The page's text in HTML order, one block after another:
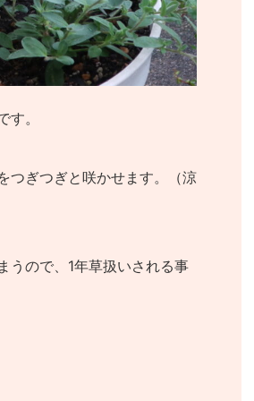
す。
つぎつぎと咲かせます。（涼
うので、1年草扱いされる事